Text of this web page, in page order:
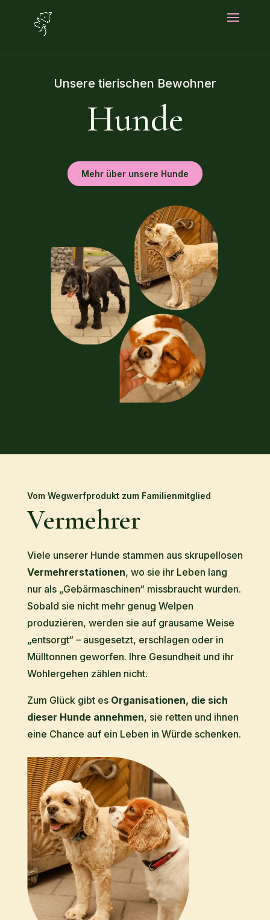
Unsere tierischen Bewohner
Hunde
Mehr über unsere Hunde
Vom Wegwerfprodukt zum Familienmitglied
Vermehrer
Viele unserer Hunde stammen aus skrupellosen
Vermehrerstationen, wo sie ihr Leben lang
nur als „Gebärmaschinen“ missbraucht wurden.
Sobald sie nicht mehr genug Welpen
produzieren, werden sie auf grausame Weise
„entsorgt“ – ausgesetzt, erschlagen oder in
Mülltonnen geworfen. Ihre Gesundheit und ihr
Wohlergehen zählen nicht.
Zum Glück gibt es Organisationen, die sich
dieser Hunde annehmen, sie retten und ihnen
eine Chance auf ein Leben in Würde schenken.